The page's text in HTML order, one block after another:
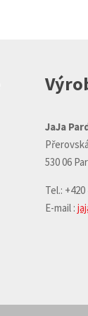
JaJa
530 06
Tel.: +420
E-mail :